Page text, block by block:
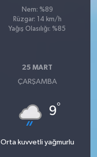
Nem: %89
Rüzgar: 14 km/h
Yağış Olasılığı: %85
25 MART
ÇARŞAMBA
9°
Orta kuvvetli yağmurlu